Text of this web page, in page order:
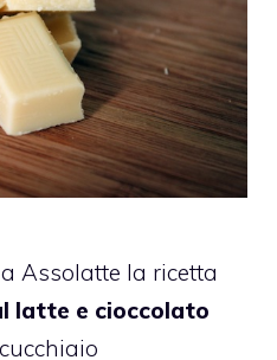
Assolatte la ricetta
latte e cioccolato